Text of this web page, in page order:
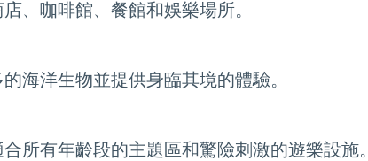
、咖啡館、餐館和娛樂場所。
海洋生物並提供身臨其境的體驗。
所有年齡段的主題區和驚險刺激的遊樂設施。